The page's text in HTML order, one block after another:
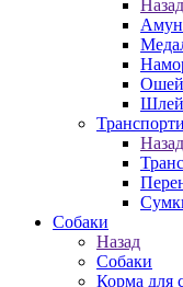
Назад
Назад
Собаки
Назад
Собаки
Корма для